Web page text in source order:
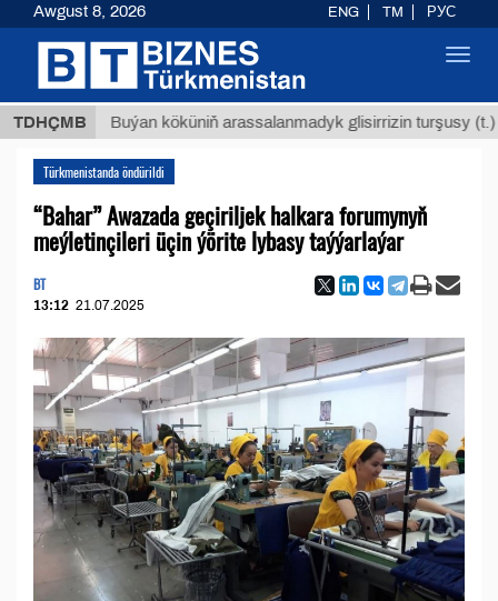
TDHÇMBBuýan köküniň arassalanmadyk glisirrizin turşusy (t.)
Türkmenistanda öndürildi
“Bahar” Awazada geçiriljek halkara forumynyň
meýletinçileri üçin ýörite lybasy taýýarlaýar
BT
13:12 21.07.2025
Awgust 8, 2026 ENG TM РУС